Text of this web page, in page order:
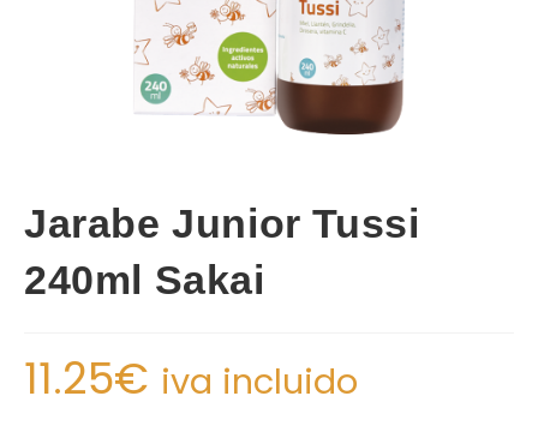
Jarabe Junior Tussi
240ml Sakai
11.25€ iva incluido